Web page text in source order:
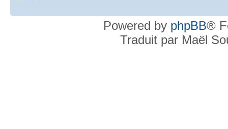
Powered by phpBB®
Traduit par Maël